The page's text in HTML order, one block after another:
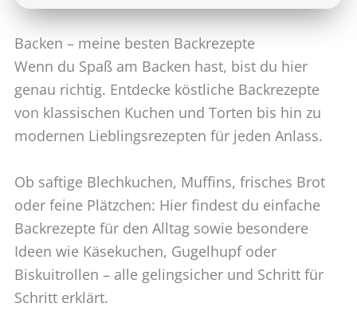
Backen – meine besten Backrezepte
Wenn du Spaß am Backen hast, bist du hier
genau richtig. Entdecke köstliche Backrezepte
von klassischen Kuchen und Torten bis hin zu
modernen Lieblingsrezepten für jeden Anlass.
Ob saftige Blechkuchen, Muffins, frisches Brot
oder feine Plätzchen: Hier findest du einfache
Backrezepte für den Alltag sowie besondere
Ideen wie Käsekuchen, Gugelhupf oder
Biskuitrollen – alle gelingsicher und Schritt für
Schritt erklärt.